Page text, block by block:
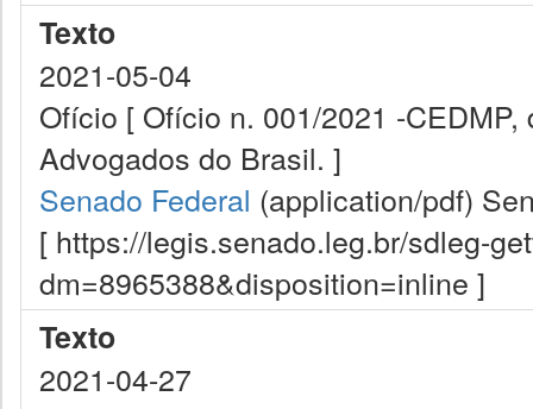
Texto
2021-05-04
Ofício [ Ofício n. 001/2021 -
Advogados do Brasil. ]
Senado Federal (application/pdf)
[ https://legis.senado.leg.br/sdleg-
dm=8965388&disposition=inline ]
Texto
2021-04-27